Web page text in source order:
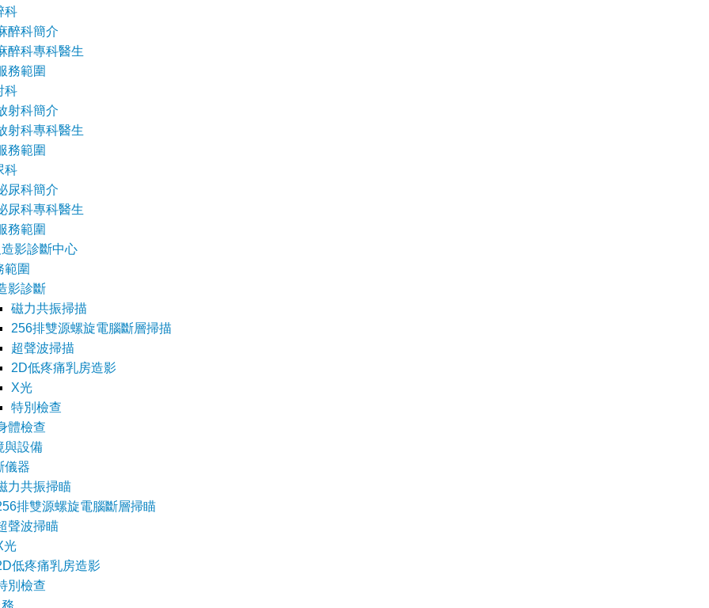
科
醉科簡介
醉科專科醫生
務範圍
科
射科簡介
射科專科醫生
務範圍
科
尿科簡介
尿科專科醫生
務範圍
影診斷中心
範圍
影診斷
磁力共振掃描
256排雙源螺旋電腦斷層掃描
超聲波掃描
2D低疼痛乳房造影
X光
特別檢查
體檢查
與設備
儀器
力共振掃瞄
排雙源螺旋電腦斷層掃瞄
聲波掃瞄
光
低疼痛乳房造影
別檢查